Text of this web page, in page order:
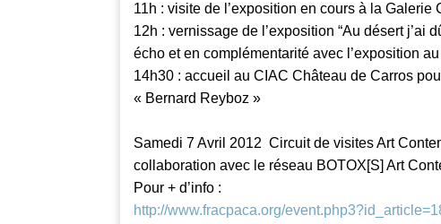
11h : visite de l’exposition en cours à la
12h : vernissage de l’exposition “Au désert j’ai
écho et en complémentarité avec l’exposition
14h30 : accueil au CIAC Château de Carros
« Bernard Reyboz »
Samedi 7 Avril 2012 Circuit de visites Art
collaboration avec le réseau BOTOX[S] Art
Pour + d’info :
http://www.fracpaca.org/